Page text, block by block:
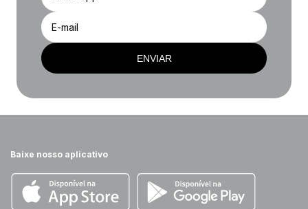
ENVIAR
Baixe nosso aplicativo